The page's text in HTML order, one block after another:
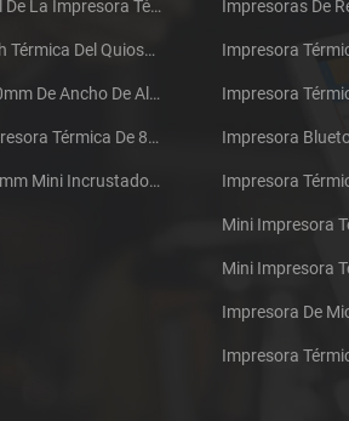
58 Micro Panel De La Impresora Térmica De Recibos CSN-A1
KP-300 H 3inch Térmica Del Quiosco De La Impresora Módulo De
KP-300V De 80mm De Ancho De Alta Velocidad De La Impresora Térmica Del Quiosco
EP-380CK Impresora Térmica De 80 Mm Con Bloqueo De La Tapa
TTL DC12V 58mm Mini Incrustado Taxi De La Impresora Térmica De Recibos
Impresoras De
Impresora
Impresora
Impresora
Mini Impresora
Mini Impresora
Impresora De
Impresora